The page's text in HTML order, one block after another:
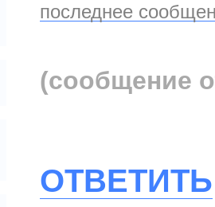
последнее
(сообщение
ОТВЕТИТЬ